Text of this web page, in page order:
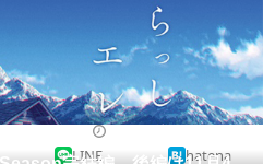
教育・育児
リサーチ
LINE hatena